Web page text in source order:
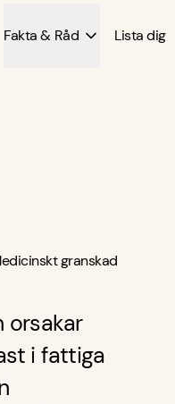
Fakta & Råd Lista dig
granskad
orsakar
i fattiga